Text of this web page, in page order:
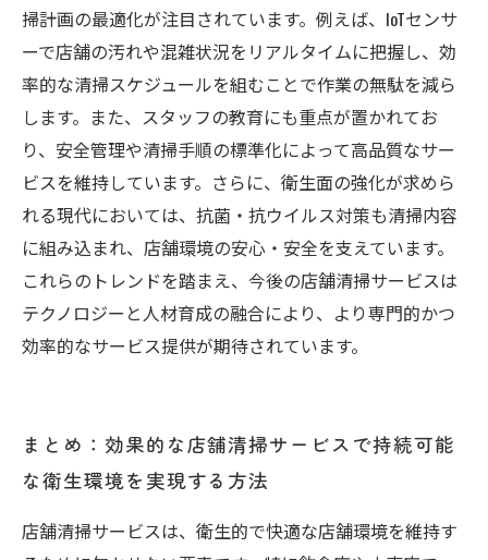
掃計画の最適化が注目されています。例えば、IoTセンサ
ーで店舗の汚れや混雑状況をリアルタイムに把握し、効
率的な清掃スケジュールを組むことで作業の無駄を減ら
します。また、スタッフの教育にも重点が置かれてお
り、安全管理や清掃手順の標準化によって高品質なサー
ビスを維持しています。さらに、衛生面の強化が求めら
れる現代においては、抗菌・抗ウイルス対策も清掃内容
に組み込まれ、店舗環境の安心・安全を支えています。
これらのトレンドを踏まえ、今後の店舗清掃サービスは
テクノロジーと人材育成の融合により、より専門的かつ
効率的なサービス提供が期待されています。
まとめ：効果的な店舗清掃サービスで持続可能
な衛生環境を実現する方法
店舗清掃サービスは、衛生的で快適な店舗環境を維持す